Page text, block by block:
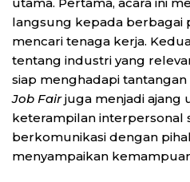
langsung kepada berbagai
mencari tenaga kerja.
tentang industri yang
siap menghadapi tantangan
Job Fairjuga menjadi ajang
keterampilan interpersonal
berkomunikasi dengan
menyampaikan